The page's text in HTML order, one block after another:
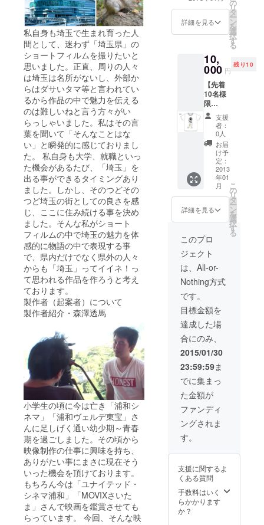
私自身も埼玉で生まれ育った人
間として、迷わず「埼玉県」の
ショートフィルムを撮りたいと
思いました。正直、周りの人々
は埼玉は名所がないし、外部か
らはダサいタマ等と言われてい
るから作品の中で魅力を伝える
のは難しいねと言う方々がい
らっしゃいました。私はその言
葉を聞いて「そんなことはな
い」と瞬発的に感じておりまし
た。 私自身も大学、就職といっ
た機会があるたび、「埼玉」を
出る事ができるタイミングあり
ました。しかし、そのつどその
つど埼玉の街としての良さを感
じ、ここに住み続ける事を決め
ました。そんな私がショート
フィルムの中で埼玉の魅力を体
感的に物語の中で表現する事
で、県内だけでなく県外の人々
からも「埼玉」ってイイネ！っ
て思われる作品を作ろうと考え
ております。
製作者（起案者）について
製作者紹介・森澤透馬
小学生の頃に今は亡き「浦和シ
ネマ」「浦和ヴェルデ東宝」さ
んに足しげく通い幼少期～青春
期を過ごしました。その頃から
映像制作の仕事に興味を持ち、
ありがたい事にまさに現在そう
いった機会を頂けております。
もちろん今は「ユナイテッド・
シネマ浦和」「MOVIXさいた
ま」さんで映画を鑑賞させても
らっています。 今回、そんな映
パッケージ有り
完成品DVDをス
タッフ・キャス
トラックCDをお
送りします。 ・
劇場上映されま
したら劇場招待
券を5枚お送りい
たします。 ・
YouTubeに予告
編を掲載する
際、トップにお
名前（企業宣伝
でも可）をお流
しします。 ・特
別メイキング
DVDもお送りし
詳細を見る
の
リ
タ
ー
ン
を
選
択
す
る
10,
000 円
残り10
【先着
10名様
限
り！！
】 【旅
もじゃ
×FAAV
O限定リ
ターン
品！】
通常の
10,000
円のリ
ターン
品に加
旅も
じゃス
テッ
カー ・
旅も
じゃ
シャツ
（S/M/L
/LL） ※
ご希望
のTシャ
ツサイ
ズは御
支援時
の“備考
欄”にて
お知ら
せ下さ
い。
支援
者：
0人
お届
け予
定：
2013
年01
月
詳細を見る
こ
の
リ
タ
ー
ン
を
選
択
す
る
このプロ
ジェクト
は、All-or-
Nothing方式
です。
目標金額を
達成した場
合にのみ、
2015/01/30
23:59:59ま
でに集まっ
た金額が
ファンディ
ングされま
す。
支援に関するよ
くある質問
手数料はいく
らかかります
か？